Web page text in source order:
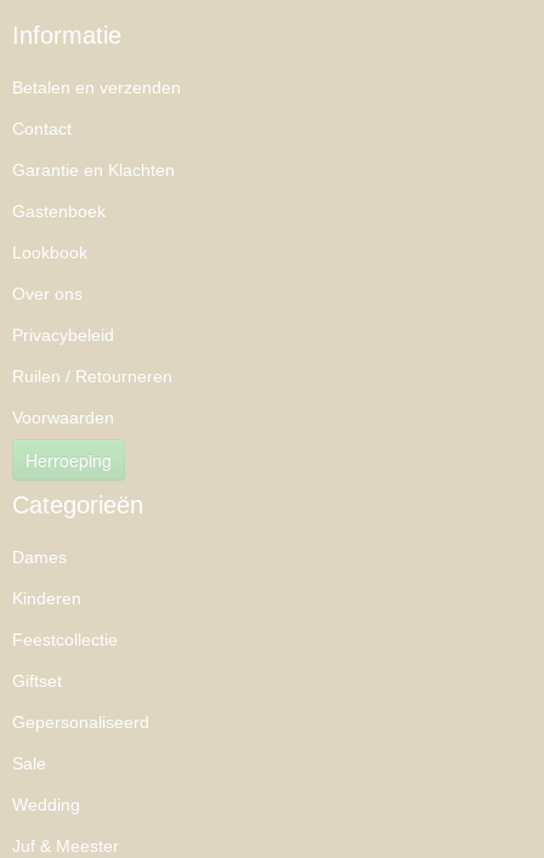
Informatie
Betalen en verzenden
Contact
Garantie en Klachten
Gastenboek
Lookbook
Over ons
Privacybeleid
Ruilen / Retourneren
Voorwaarden
Herroeping
Categorieën
Dames
Kinderen
Feestcollectie
Giftset
Gepersonaliseerd
Sale
Wedding
Juf & Meester